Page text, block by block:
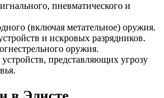
пневматического и
(включая метательное) оружия.
и искровых разрядников.
оружия.
представляющих угрозу